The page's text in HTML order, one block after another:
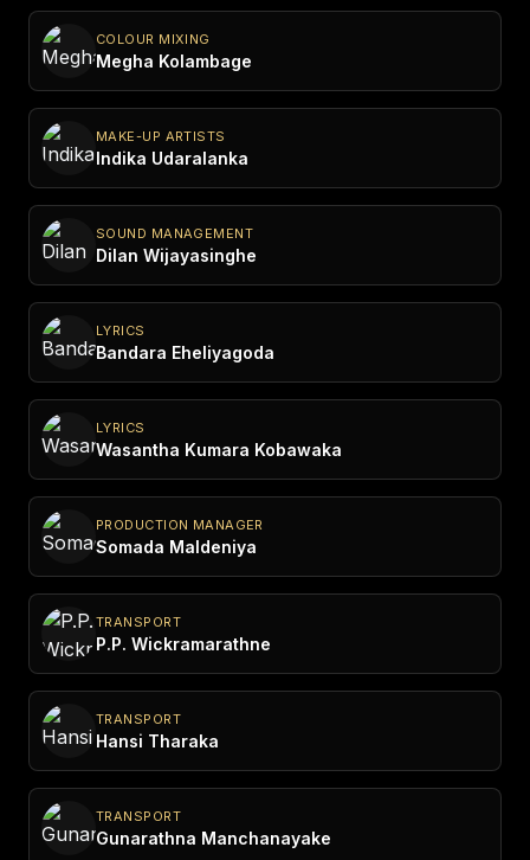
COLOUR MIXING
Megha Kolambage
MAKE-UP ARTISTS
Indika Udaralanka
SOUND MANAGEMENT
Dilan Wijayasinghe
LYRICS
Bandara Eheliyagoda
LYRICS
Wasantha Kumara Kobawaka
PRODUCTION MANAGER
Somada Maldeniya
TRANSPORT
P.P. Wickramarathne
TRANSPORT
Hansi Tharaka
TRANSPORT
Gunarathna Manchanayake